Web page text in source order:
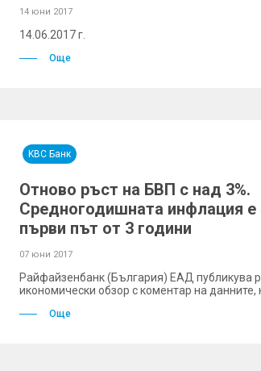
14 юни 2017
14.06.2017 г.
Още
KBC Банк
Отново ръст на БВП с над 3%.
Средногодишната инфлация е
първи път от 3 години
07 юни 2017
Райфайзенбанк (България) ЕАД публикува
икономически обзор с коментар на данните,
Още